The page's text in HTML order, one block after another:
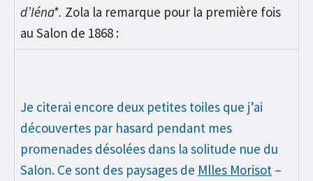
d’Iéna*. Zola la remarque pour la première fois
au Salon de 1868 :
Je citerai encore deux petites toiles que j’ai
découvertes par hasard pendant mes
promenades désolées dans la solitude nue du
Salon. Ce sont des paysages de Mlles Morisot –